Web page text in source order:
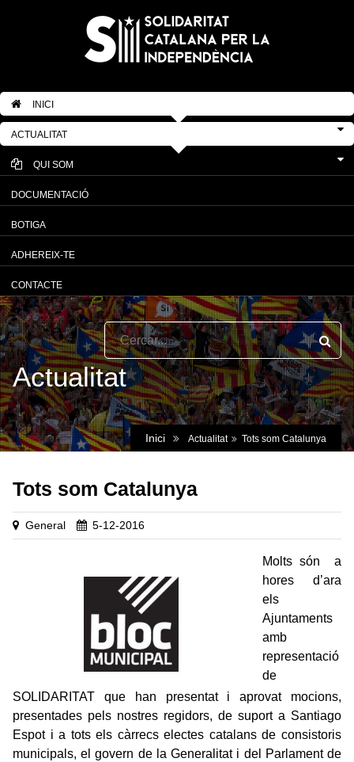
INICI
ACTUALITAT
QUI SOM
DOCUMENTACIÓ
BOTIGA
ADHEREIX-TE
CONTACTE
Inici Actualitat Tots som Catalunya
Actualitat
Tots som Catalunya
General 5-12-2016
Molts són a
hores d’ara
els
Ajuntaments
amb
representació
de
SOLIDARITAT que han presentat i aprovat mocions,
presentades pels nostres regidors, de suport a Santiago
Espot i a tots els càrrecs electes catalans de consistoris
municipals, el govern de la Generalitat i del Parlament de